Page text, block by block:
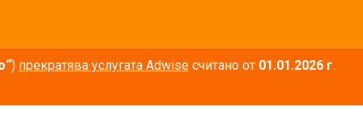
) прекратява услугата Adwiseсчитано от 01.01.2026 г.